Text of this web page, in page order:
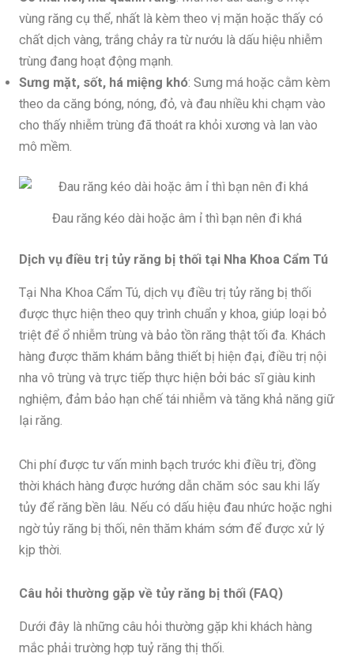
vùng răng cụ thể, nhất là kèm theo vị mặn hoặc thấy có
chất dịch vàng, trắng chảy ra từ nướu là dấu hiệu nhiễm
trùng đang hoạt động mạnh.
Sưng mặt, sốt, há miệng khó: Sưng má hoặc cằm kèm
theo da căng bóng, nóng, đỏ, và đau nhiều khi chạm vào
cho thấy nhiễm trùng đã thoát ra khỏi xương và lan vào
mô mềm.
Đau răng kéo dài hoặc âm ỉ thì bạn nên đi khá
Dịch vụ điều trị tủy răng bị thối tại Nha Khoa Cẩm Tú
Tại Nha Khoa Cẩm Tú, dịch vụ điều trị tủy răng bị thối
được thực hiện theo quy trình chuẩn y khoa, giúp loại bỏ
triệt để ổ nhiễm trùng và bảo tồn răng thật tối đa. Khách
hàng được thăm khám bằng thiết bị hiện đại, điều trị nội
nha vô trùng và trực tiếp thực hiện bởi bác sĩ giàu kinh
nghiệm, đảm bảo hạn chế tái nhiễm và tăng khả năng giữ
lại răng.
Chi phí được tư vấn minh bạch trước khi điều trị, đồng
thời khách hàng được hướng dẫn chăm sóc sau khi lấy
tủy để răng bền lâu. Nếu có dấu hiệu đau nhức hoặc nghi
ngờ tủy răng bị thối, nên thăm khám sớm để được xử lý
kịp thời.
Câu hỏi thường gặp về tủy răng bị thối (FAQ)
Dưới đây là những câu hỏi thường gặp khi khách hàng
mắc phải trường hợp tuỷ răng thị thối.